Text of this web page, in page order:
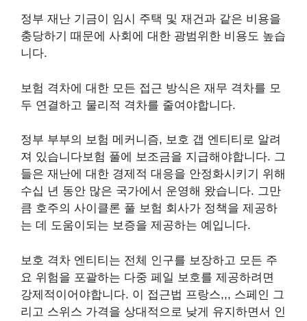
정부 재난 기금이 임시 주택 및 재건과 같은 비용을
충당하기 때문에 사회에 대한 광범위한 비용도 높습
니다.
보험 격차에 대한 모든 접근 방식은 재무 격차를 모
두 연결하고 물리적 격차를 줄여야합니다.
정부 부부의 보험 메커니즘, 보호 갭 엔티티로 알려
져 있습니다보험 풀에 보조금을 지급해야합니다. 그
들은 재난에 대한 경제적 대응을 안정화시키기 위해
수십 년 동안 많은 국가에서 운영해 왔습니다. 그만
큼 호주의 사이클론 풀 보험 회사가 정책을 제공하
는 데 도움이되는 보증을 제공하는 예입니다.
보호 격차 엔티티는 전체 인구를 보장하고 모든 주
요 위험을 포괄하는 다중 페일 보호를 제공하려면
강제적이어야합니다. 이 접근법 프랑스,,, 스페인 그
리고 스위스 가격을 상대적으로 낮게 유지하면서 인